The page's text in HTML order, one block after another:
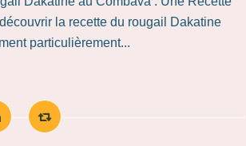
la recette du rougail Dakatine
particulièrement...